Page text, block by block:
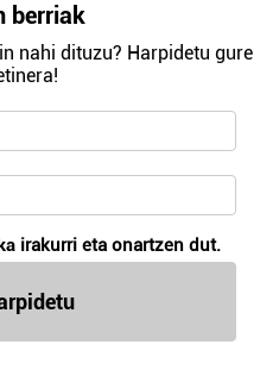
berriak
nahi dituzu? Harpidetu gure
irakurri eta onartzen dut.